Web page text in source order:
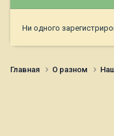
Ни одного
Главная О разном